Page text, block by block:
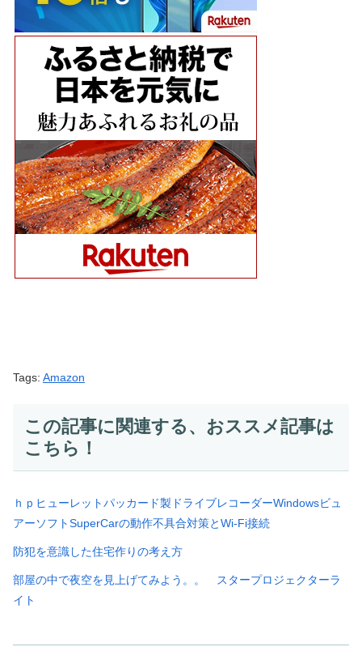
Tags: Amazon
この記事に関連する、おススメ記事は
こちら！
ｈｐヒューレットパッカード製ドライブレコーダーWindowsビュ
アーソフトSuperCarの動作不具合対策とWi-Fi接続
防犯を意識した住宅作りの考え方
部屋の中で夜空を見上げてみよう。。 スタープロジェクターラ
イト